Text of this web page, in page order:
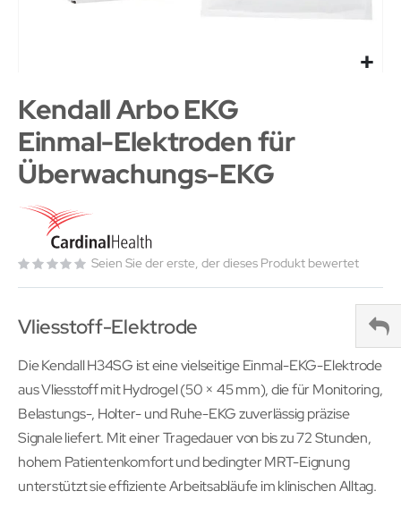
Kendall Arbo EKG
Einmal-Elektroden für
Überwachungs-EKG
Seien Sie der erste, der dieses Produkt bewertet
Vliesstoff-Elektrode
Die Kendall H34SG ist eine vielseitige Einmal-EKG-Elektrode
aus Vliesstoff mit Hydrogel (50 × 45 mm), die für Monitoring,
Belastungs-, Holter- und Ruhe-EKG zuverlässig präzise
Signale liefert. Mit einer Tragedauer von bis zu 72 Stunden,
hohem Patientenkomfort und bedingter MRT-Eignung
unterstützt sie effiziente Arbeitsabläufe im klinischen Alltag.